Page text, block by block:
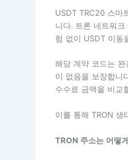
USDT TRC20 스마
니다. 트론 네트워
험 없이 USDT 이동
해당 계약 코드는
이 없음을 보장합니
수수료 금액을 비교
이를 통해 TRON 생
TRON 주소는 어떻